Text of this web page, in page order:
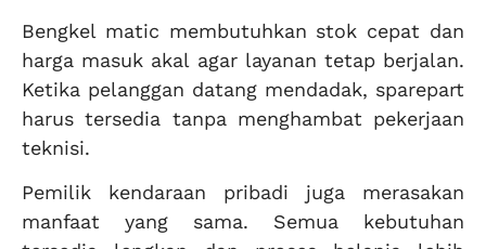
Bengkel matic membutuhkan stok cepat dan
harga masuk akal agar layanan tetap berjalan.
Ketika pelanggan datang mendadak, sparepart
harus tersedia tanpa menghambat pekerjaan
teknisi.
Pemilik kendaraan pribadi juga merasakan
manfaat yang sama. Semua kebutuhan